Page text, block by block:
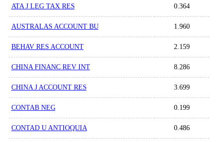
ATA J LEG TAX RES 0.364
AUSTRALAS ACCOUNT BU 1.960
BEHAV RES ACCOUNT 2.159
CHINA FINANC REV INT 8.286
CHINA J ACCOUNT RES 3.699
CONTAB NEG 0.199
CONTAD U ANTIOQUIA 0.486